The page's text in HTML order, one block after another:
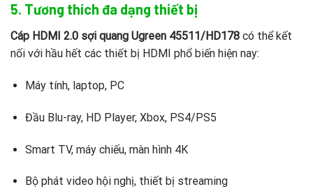
5. Tương thích đa dạng thiết bị
Cáp HDMI 2.0 sợi quang Ugreen 45511 /HD178 có thể kết
nối với hầu hết các thiết bị HDMI phổ biến hiện nay:
Máy tính, laptop, PC
Đầu Blu-ray, HD Player, Xbox, PS4/PS5
Smart TV, máy chiếu, màn hình 4K
Bộ phát video hội nghị, thiết bị streaming